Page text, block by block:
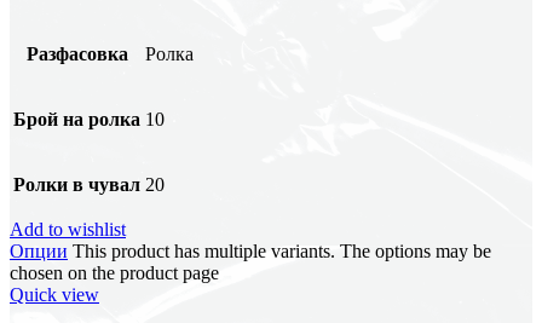
Разфасовка Ролка
Брой на ролка 10
Ролки в чувал 20
Add to wishlist
Опции This product has multiple variants. The options may be
chosen on the product page
Quick view